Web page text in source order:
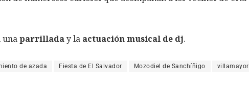
unaparrilladay la actuación musical de dj.
de azada Fiesta de El Salvador Mozodiel de Sanchíñigo villamayor